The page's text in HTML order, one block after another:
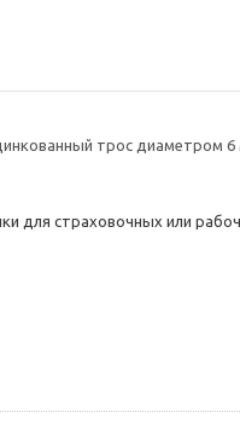
трос диаметром
для страховочных или